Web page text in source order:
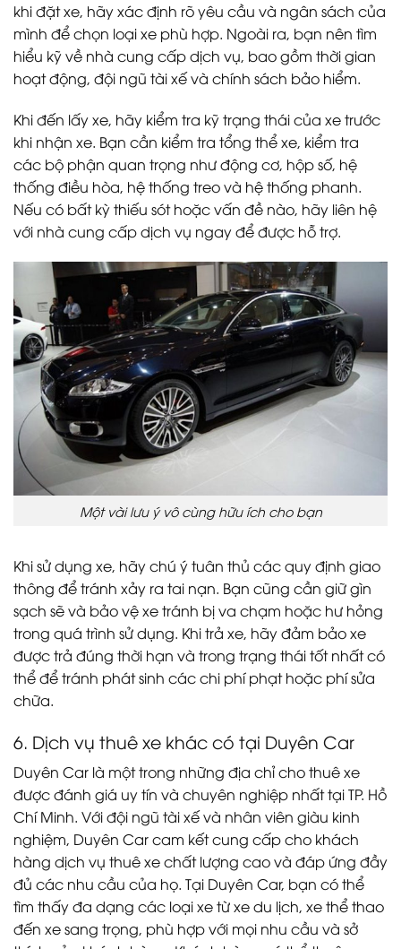
khi đặt xe, hãy xác định rõ yêu cầu và ngân sách của
mình để chọn loại xe phù hợp. Ngoài ra, bạn nên tìm
hiểu kỹ về nhà cung cấp dịch vụ, bao gồm thời gian
hoạt động, đội ngũ tài xế và chính sách bảo hiểm.
Khi đến lấy xe, hãy kiểm tra kỹ trạng thái của xe trước
khi nhận xe. Bạn cần kiểm tra tổng thể xe, kiểm tra
các bộ phận quan trọng như động cơ, hộp số, hệ
thống điều hòa, hệ thống treo và hệ thống phanh.
Nếu có bất kỳ thiếu sót hoặc vấn đề nào, hãy liên hệ
với nhà cung cấp dịch vụ ngay để được hỗ trợ.
Một vài lưu ý vô cùng hữu ích cho bạn
Khi sử dụng xe, hãy chú ý tuân thủ các quy định giao
thông để tránh xảy ra tai nạn. Bạn cũng cần giữ gìn
sạch sẽ và bảo vệ xe tránh bị va chạm hoặc hư hỏng
trong quá trình sử dụng. Khi trả xe, hãy đảm bảo xe
được trả đúng thời hạn và trong trạng thái tốt nhất có
thể để tránh phát sinh các chi phí phạt hoặc phí sửa
chữa.
6. Dịch vụ thuê xe khác có tại Duyên Car
Duyên Car là một trong những địa chỉ cho thuê xe
được đánh giá uy tín và chuyên nghiệp nhất tại TP. Hồ
Chí Minh. Với đội ngũ tài xế và nhân viên giàu kinh
nghiệm, Duyên Car cam kết cung cấp cho khách
hàng dịch vụ thuê xe chất lượng cao và đáp ứng đầy
đủ các nhu cầu của họ. Tại Duyên Car, bạn có thể
tìm thấy đa dạng các loại xe từ xe du lịch, xe thể thao
đến xe sang trọng, phù hợp với mọi nhu cầu và sở